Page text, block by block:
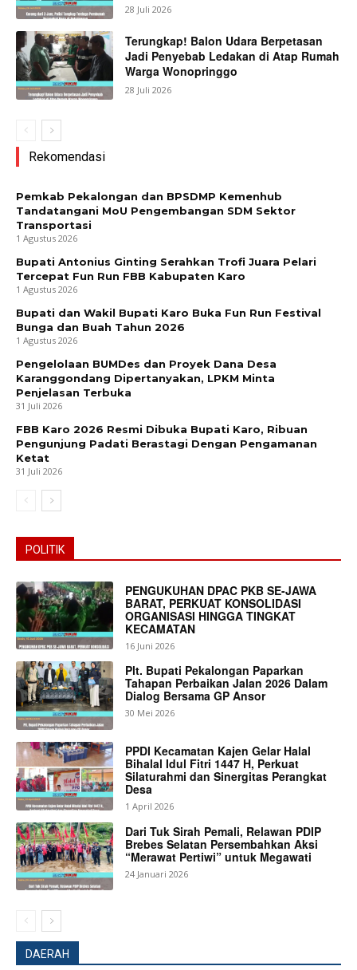
News Week
28 Juli 2026
Terungkap! Balon Udara Berpetasan
Jadi Penyebab Ledakan di Atap Rumah
Warga Wonopringgo
28 Juli 2026
Rekomendasi
Pemkab Pekalongan dan BPSDMP Kemenhub
Tandatangani MoU Pengembangan SDM Sektor
Transportasi
1 Agustus 2026
Bupati Antonius Ginting Serahkan Trofi Juara Pelari
Tercepat Fun Run FBB Kabupaten Karo
1 Agustus 2026
Bupati dan Wakil Bupati Karo Buka Fun Run Festival
Bunga dan Buah Tahun 2026
1 Agustus 2026
Pengelolaan BUMDes dan Proyek Dana Desa
Karanggondang Dipertanyakan, LPKM Minta
Penjelasan Terbuka
31 Juli 2026
FBB Karo 2026 Resmi Dibuka Bupati Karo, Ribuan
Pengunjung Padati Berastagi Dengan Pengamanan
Ketat
31 Juli 2026
POLITIK
PENGUKUHAN DPAC PKB SE-JAWA
BARAT, PERKUAT KONSOLIDASI
ORGANISASI HINGGA TINGKAT
KECAMATAN
16 Juni 2026
Plt. Bupati Pekalongan Paparkan
Tahapan Perbaikan Jalan 2026 Dalam
Dialog Bersama GP Ansor
30 Mei 2026
PPDI Kecamatan Kajen Gelar Halal
Bihalal Idul Fitri 1447 H, Perkuat
Silaturahmi dan Sinergitas Perangkat
Desa
1 April 2026
Dari Tuk Sirah Pemali, Relawan PDIP
Brebes Selatan Persembahkan Aksi
“Merawat Pertiwi” untuk Megawati
24 Januari 2026
DAERAH